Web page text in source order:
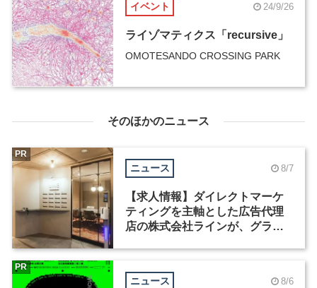
イベント 24/9/26
ライゾマティクス「recursive」
OMOTESANDO CROSSING PARK
そのほかのニュース
ニュース 8/7
【求人情報】ダイレクトマーケ
ティングを主軸とした広告代理
店の株式会社ラインが、グラフ
PR
ニュース 8/6
PR